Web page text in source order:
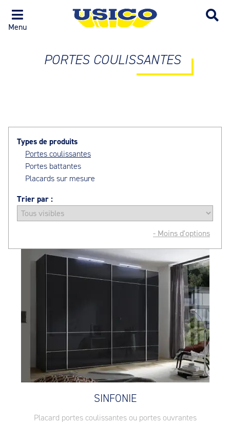
Menu
PORTES COULISSANTES
Types de produits
Portes coulissantes
Portes battantes
Placards sur mesure
Trier par :
- Moins d'options
SINFONIE
Placard portes coulissantes ou portes ouvrantes